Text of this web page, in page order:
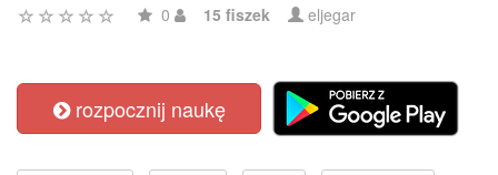
0 15 fiszek eljegar
rozpocznij naukę